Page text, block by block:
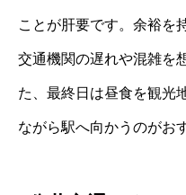
ことが肝要です。余裕を
交通機関の遅れや混雑を
た、最終日は昼食を観光
ながら駅へ向かうのがお